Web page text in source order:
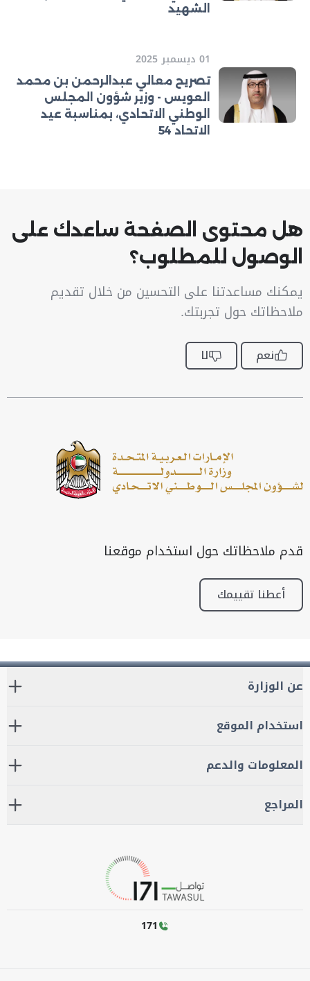
الشهيد
01 ديسمبر 2025
تصريح معالي عبدالرحمن بن محمد
العويس - وزير شؤون المجلس
الوطني الاتحادي، بمناسبة عيد
الاتحاد 54
هل محتوى الصفحة ساعدك على
الوصول للمطلوب؟
يمكنك مساعدتنا على التحسين من خلال تقديم
ملاحظاتك حول تجربتك.
نعم لا
قدم ملاحظاتك حول استخدام موقعنا
أعطنا تقييمك
عن الوزارة
استخدام الموقع
المعلومات والدعم
المراجع
171